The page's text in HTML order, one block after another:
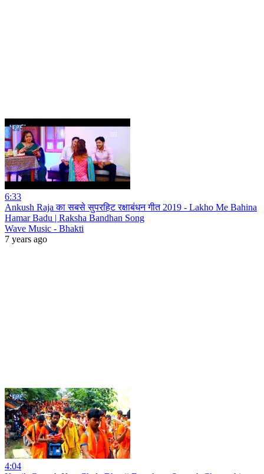
6:33
Ankush Raja का सबसे सुपरहिट रक्षाबंधन गीत 2019 - Lakho Me Bahina
Hamar Badu | Raksha Bandhan Song
Wave Music - Bhakti
7 years ago
4:04